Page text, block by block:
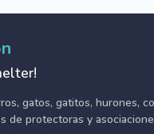
gatos, gatitos, hurones,
de protectoras y